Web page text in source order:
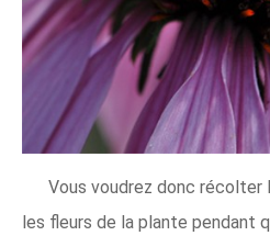
Vous voudrez donc
les fleurs de la plante pendant